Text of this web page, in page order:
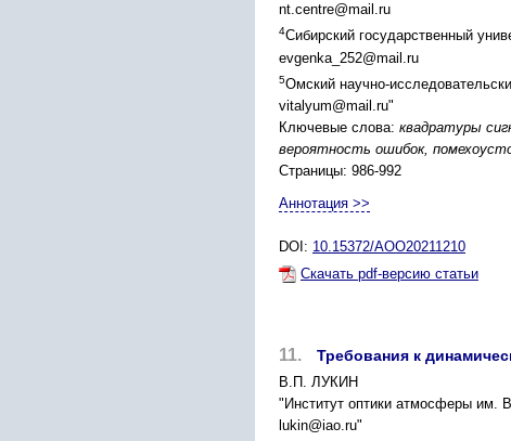
nt.centre@mail.ru
4Сибирский государственный
evgenka_252@mail.ru
5Омский научно-
vitalyum@mail.ru"
Ключевые слова: квадратуры
вероятность ошибок,
Страницы: 986-992
Аннотация >>
DOI: 10.15372/AOO20211210
Скачать pdf-версию статьи
11. Требования к
В.П. ЛУКИН
"Институт оптики атмосферы
lukin@iao.ru"